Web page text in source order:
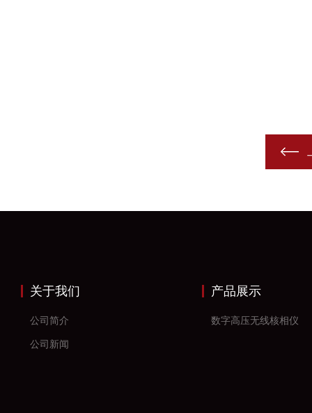
关于我们
公司简介
公司新闻
产品展示
数字高压无线核相仪